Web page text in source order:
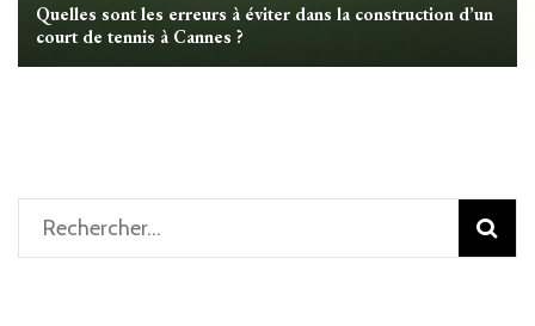
Quelles sont les erreurs à éviter dans la construction d’un
court de tennis à Cannes ?
Rechercher :